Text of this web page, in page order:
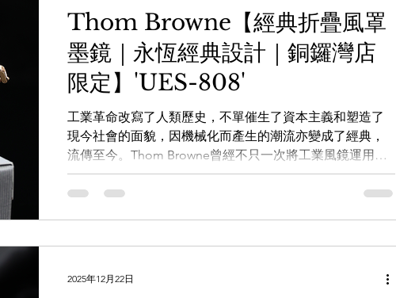
www.thewarehouse.com.hk 銅鑼灣店： 銅鑼灣白沙道18號
一樓 電話：2882 5488 尖沙咀店： 九龍尖沙咀河內道18號
K11商場G14號鋪 電話：3575 9557 旺角店： 旺角登打士街
仁安大廈地下 , 地鋪 鋪號:23號A鋪(商場外圍，面向登打士
街) 電話：3956 5265 #THO
Thom Browne【經典折疊風罩
墨鏡｜永恆經典設計｜銅鑼灣店
限定】'UES-808'
工業革命改寫了人類歷史，不單催生了資本主義和塑造了
現今社會的面貌，因機械化而產生的潮流亦變成了經典，
流傳至今。Thom Browne曾經不只一次將工業風鏡運用至
其設計之中，不過兩次都是偏圓的設計。終於「從善如
流」地將大熱的元素應用在方框了。 Whatsapp頻道：
https://wa.me/85256206685 【the WAREHOUSE optic 日本
www.facebook.com/theWAREHOUSEoptic
2025年12月22日